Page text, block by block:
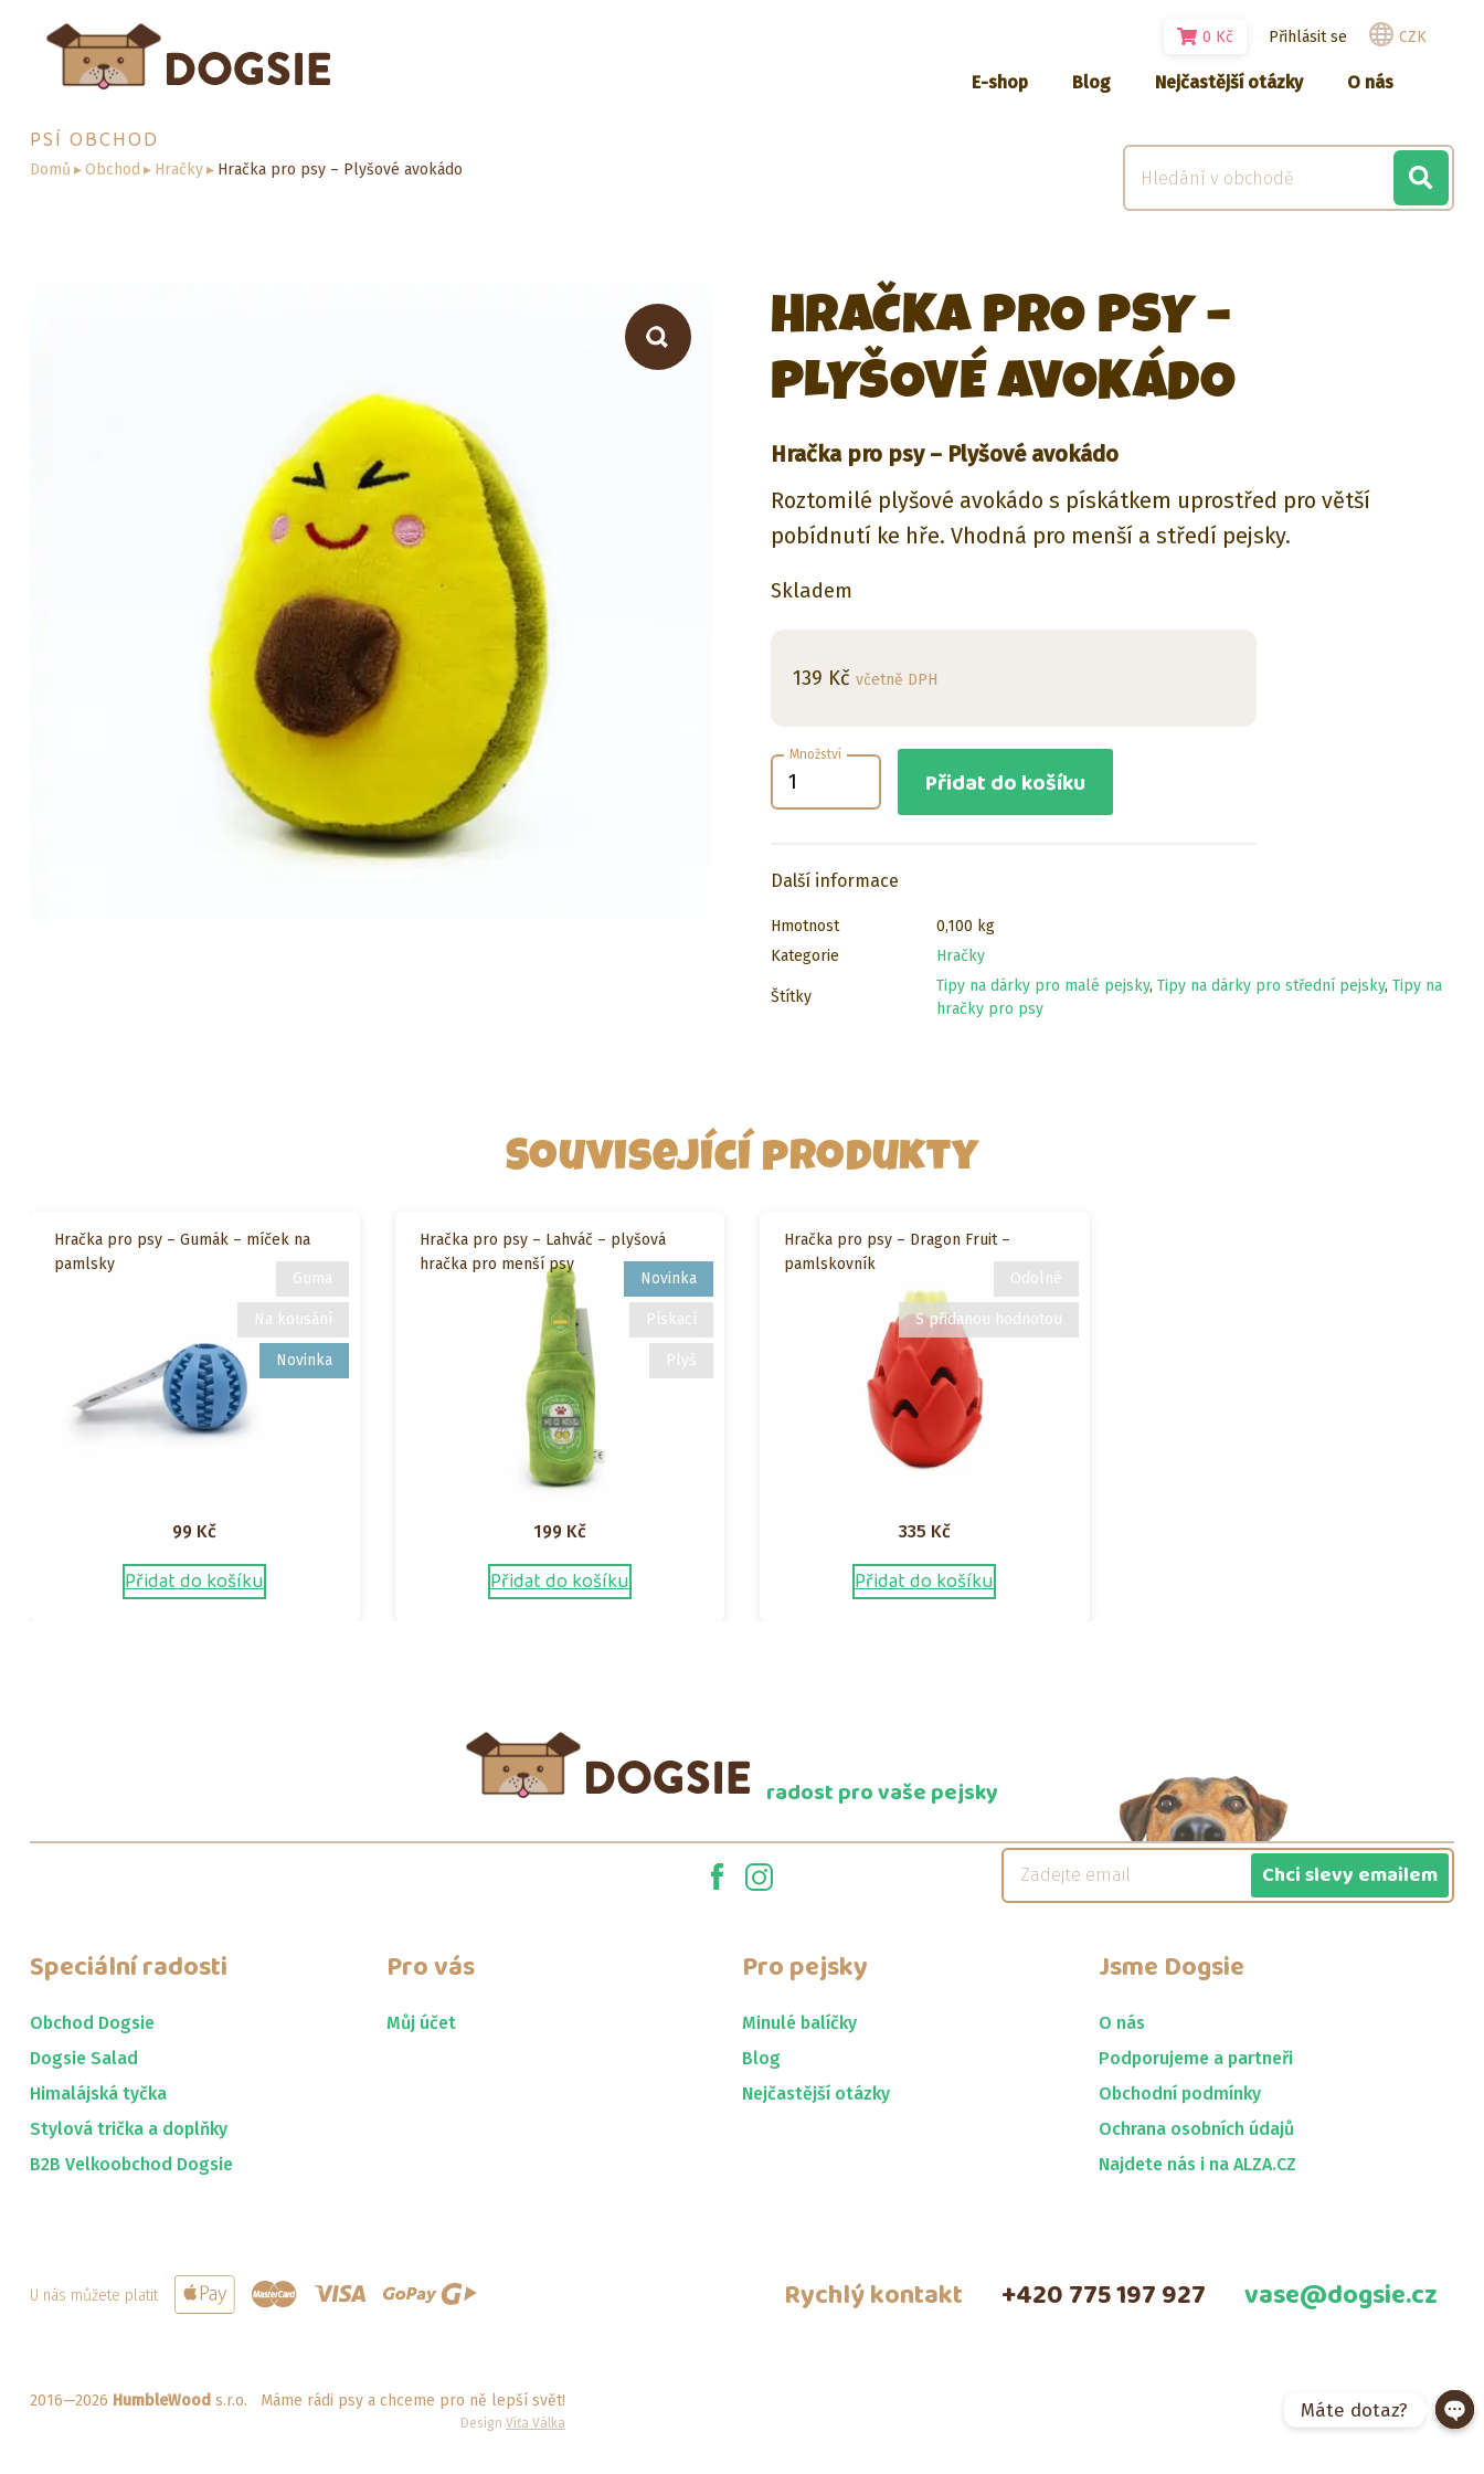
E-shop Blog Nejčastější otázky O nás
0 Kč Přihlásit se CZK
PSÍ OBCHOD
Domů ▸Obchod ▸ Hračky▸ Hračka pro psy – Plyšové avokádo
HRAČKA PRO PSY –
PLYŠOVÉ AVOKÁDO
Hračka pro psy – Plyšové avokádo
Roztomilé plyšové avokádo s pískátkem uprostřed pro větší
pobídnutí ke hře. Vhodná pro menší a středí pejsky.
Skladem
139 Kč včetně DPH
Množství
Přidat do košíku
Další informace
Hmotnost
0,100 kg
Kategorie
Hračky
Štítky
Tipy na dárky pro malé pejsky, Tipy na dárky pro střední pejsky, Tipy na
hračky pro psy
Související produkty
Guma
Na kousání
Novinka
Hračka pro psy – Gumák – míček na
pamlsky
99 Kč
Přidat do košíku
Novinka
Pískací
Plyš
Hračka pro psy – Lahváč – plyšová
hračka pro menší psy
199 Kč
Přidat do košíku
Odolné
S přidanou hodnotou
Hračka pro psy – Dragon Fruit –
pamlskovník
335 Kč
Přidat do košíku
radost pro vaše pejsky
Chci slevy emailem
Speciální radosti
Obchod Dogsie
Dogsie Salad
Himalájská tyčka
Stylová trička a doplňky
B2B Velkoobchod Dogsie
Pro vás
Můj účet
Pro pejsky
Minulé balíčky
Blog
Nejčastější otázky
Jsme Dogsie
O nás
Podporujeme a partneři
Obchodní podmínky
Ochrana osobních údajů
Najdete nás i na ALZA.CZ
U nás můžete platit Rychlý kontakt +420 775 197 927 vase@dogsie.cz
2016—2026 HumbleWood s.r.o. Máme rádi psy a chceme pro ně lepší svět!
Design Víťa Válka
Máte dotaz?